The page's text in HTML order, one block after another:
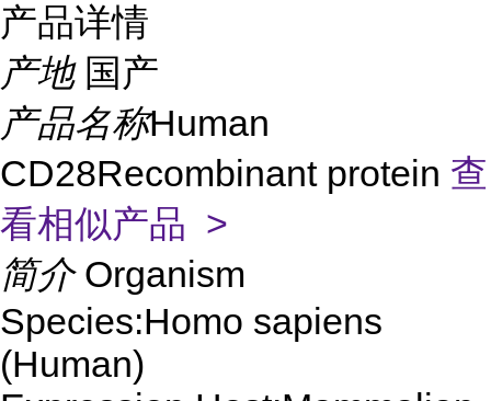
产品详情
产地 国产
产品名称Human
CD28Recombinant protein 查
看相似产品 >
简介 Organism
Species:Homo sapiens
(Human)